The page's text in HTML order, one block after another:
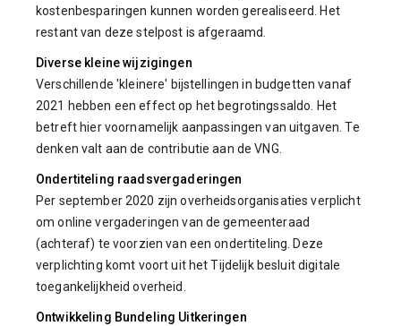
kostenbesparingen kunnen worden gerealiseerd. Het
restant van deze stelpost is afgeraamd.
Diverse kleine wijzigingen
Verschillende 'kleinere' bijstellingen in budgetten vanaf
2021 hebben een effect op het begrotingssaldo. Het
betreft hier voornamelijk aanpassingen van uitgaven. Te
denken valt aan de contributie aan de VNG.
Ondertiteling raadsvergaderingen
Per september 2020 zijn overheidsorganisaties verplicht
om online vergaderingen van de gemeenteraad
(achteraf) te voorzien van een ondertiteling. Deze
verplichting komt voort uit het Tijdelijk besluit digitale
toegankelijkheid overheid.
Ontwikkeling Bundeling Uitkeringen